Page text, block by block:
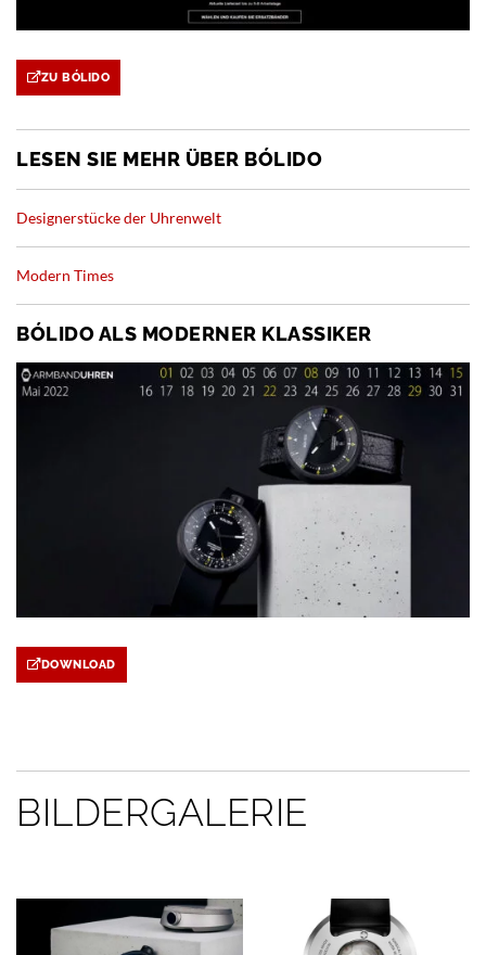
ZU BÓLIDO
LESEN SIE MEHR ÜBER BÓLIDO
Designerstücke der Uhrenwelt
Modern Times
BÓLIDO ALS MODERNER KLASSIKER
DOWNLOAD
BILDERGALERIE